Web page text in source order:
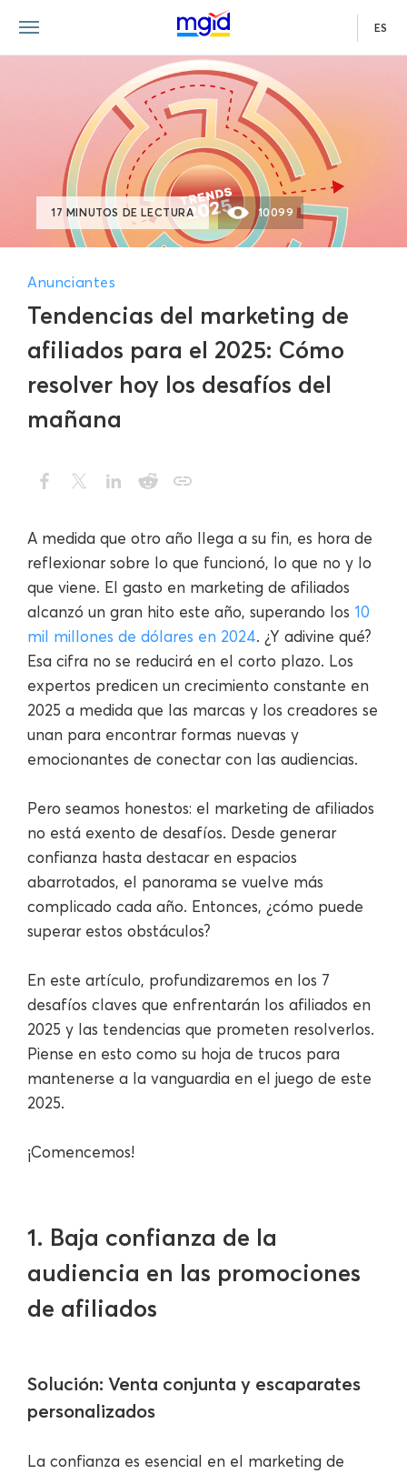
ES
Tendencias del marketing de
afiliados para el 2025: Cómo
resolver hoy los desafíos del
mañana
Anunciantes
17 MINUTOS DE LECTURA 10099
A medida que otro año llega a su fin, es hora de
reflexionar sobre lo que funcionó, lo que no y lo
que viene. El gasto en marketing de afiliados
alcanzó un gran hito este año, superando los 10
mil millones de dólares en 2024. ¿Y adivine qué?
Esa cifra no se reducirá en el corto plazo. Los
expertos predicen un crecimiento constante en
2025 a medida que las marcas y los creadores se
unan para encontrar formas nuevas y
emocionantes de conectar con las audiencias.
Pero seamos honestos: el marketing de afiliados
no está exento de desafíos. Desde generar
confianza hasta destacar en espacios
abarrotados, el panorama se vuelve más
complicado cada año. Entonces, ¿cómo puede
superar estos obstáculos?
En este artículo, profundizaremos en los 7
desafíos claves que enfrentarán los afiliados en
2025 y las tendencias que prometen resolverlos.
Piense en esto como su hoja de trucos para
mantenerse a la vanguardia en el juego de este
2025.
¡Comencemos!
1. Baja confianza de la
audiencia en las promociones
de afiliados
Solución: Venta conjunta y escaparates
personalizados
La confianza es esencial en el marketing de